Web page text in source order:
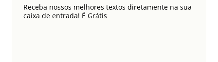
Receba nossos melhores textos diretamente na sua
caixa de entrada! É Grátis